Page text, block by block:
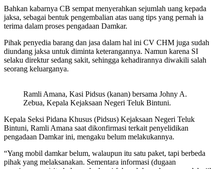
Bahkan kabarnya CB sempat menyerahkan sejumlah uang kepada
jaksa, sebagai bentuk pengembalian atas uang tips yang pernah ia
terima dalam proses pengadaan Damkar.
Pihak penyedia barang dan jasa dalam hal ini CV CHM juga sudah
diundang jaksa untuk diminta keterangannya. Namun karena SI
selaku direktur sedang sakit, sehingga kehadirannya diwakili salah
seorang keluarganya.
Ramli Amana, Kasi Pidsus (kanan) bersama Johny A.
Zebua, Kepala Kejaksaan Negeri Teluk Bintuni.
Kepala Seksi Pidana Khusus (Pidsus) Kejaksaan Negeri Teluk
Bintuni, Ramli Amana saat dikonfirmasi terkait penyelidikan
pengadaan Damkar ini, mengaku belum melakukannya.
“Yang mobil damkar belum, walaupun itu satu paket, tapi berbeda
pihak yang melaksanakan. Sementara informasi (dugaan